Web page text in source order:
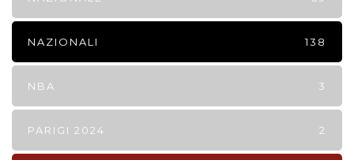
NAZIONALI 138
NBA 3
PARIGI 2024 2